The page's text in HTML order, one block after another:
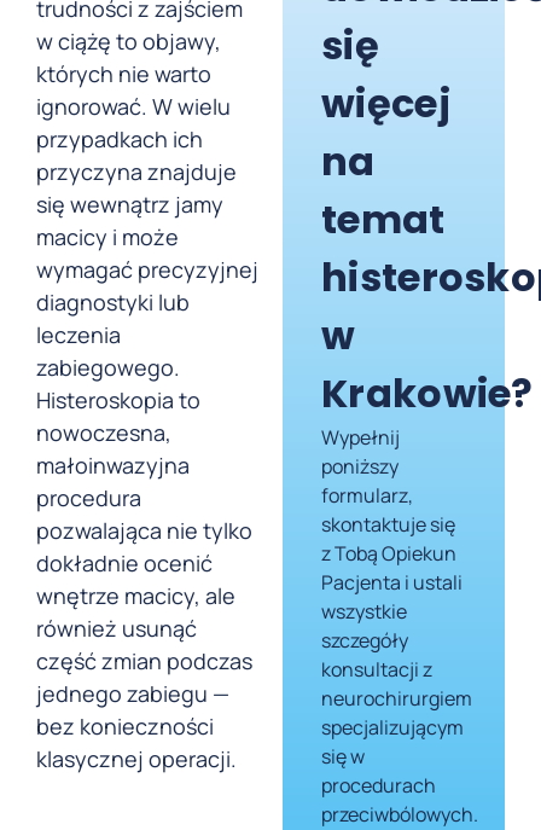
trudności z zajściem
w ciążę to objawy,
których nie warto
ignorować. W wielu
przypadkach ich
przyczyna znajduje
się wewnątrz jamy
macicy i może
wymagać precyzyjnej
diagnostyki lub
leczenia
zabiegowego.
Histeroskopia to
nowoczesna,
małoinwazyjna
procedura
pozwalająca nie tylko
dokładnie ocenić
wnętrze macicy, ale
również usunąć
część zmian podczas
jednego zabiegu —
bez konieczności
klasycznej operacji.
się
więcej
na
temat
w
Krakowie?
Wypełnij
poniższy
formularz,
skontaktuje się
z Tobą Opiekun
Pacjenta i ustali
wszystkie
szczegóły
konsultacji z
neurochirurgiem
specjalizującym
się w
procedurach
przeciwbólowych.